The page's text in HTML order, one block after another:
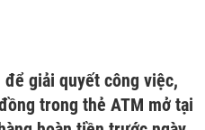
giải quyết công việc,
trong thẻ ATM mở tại